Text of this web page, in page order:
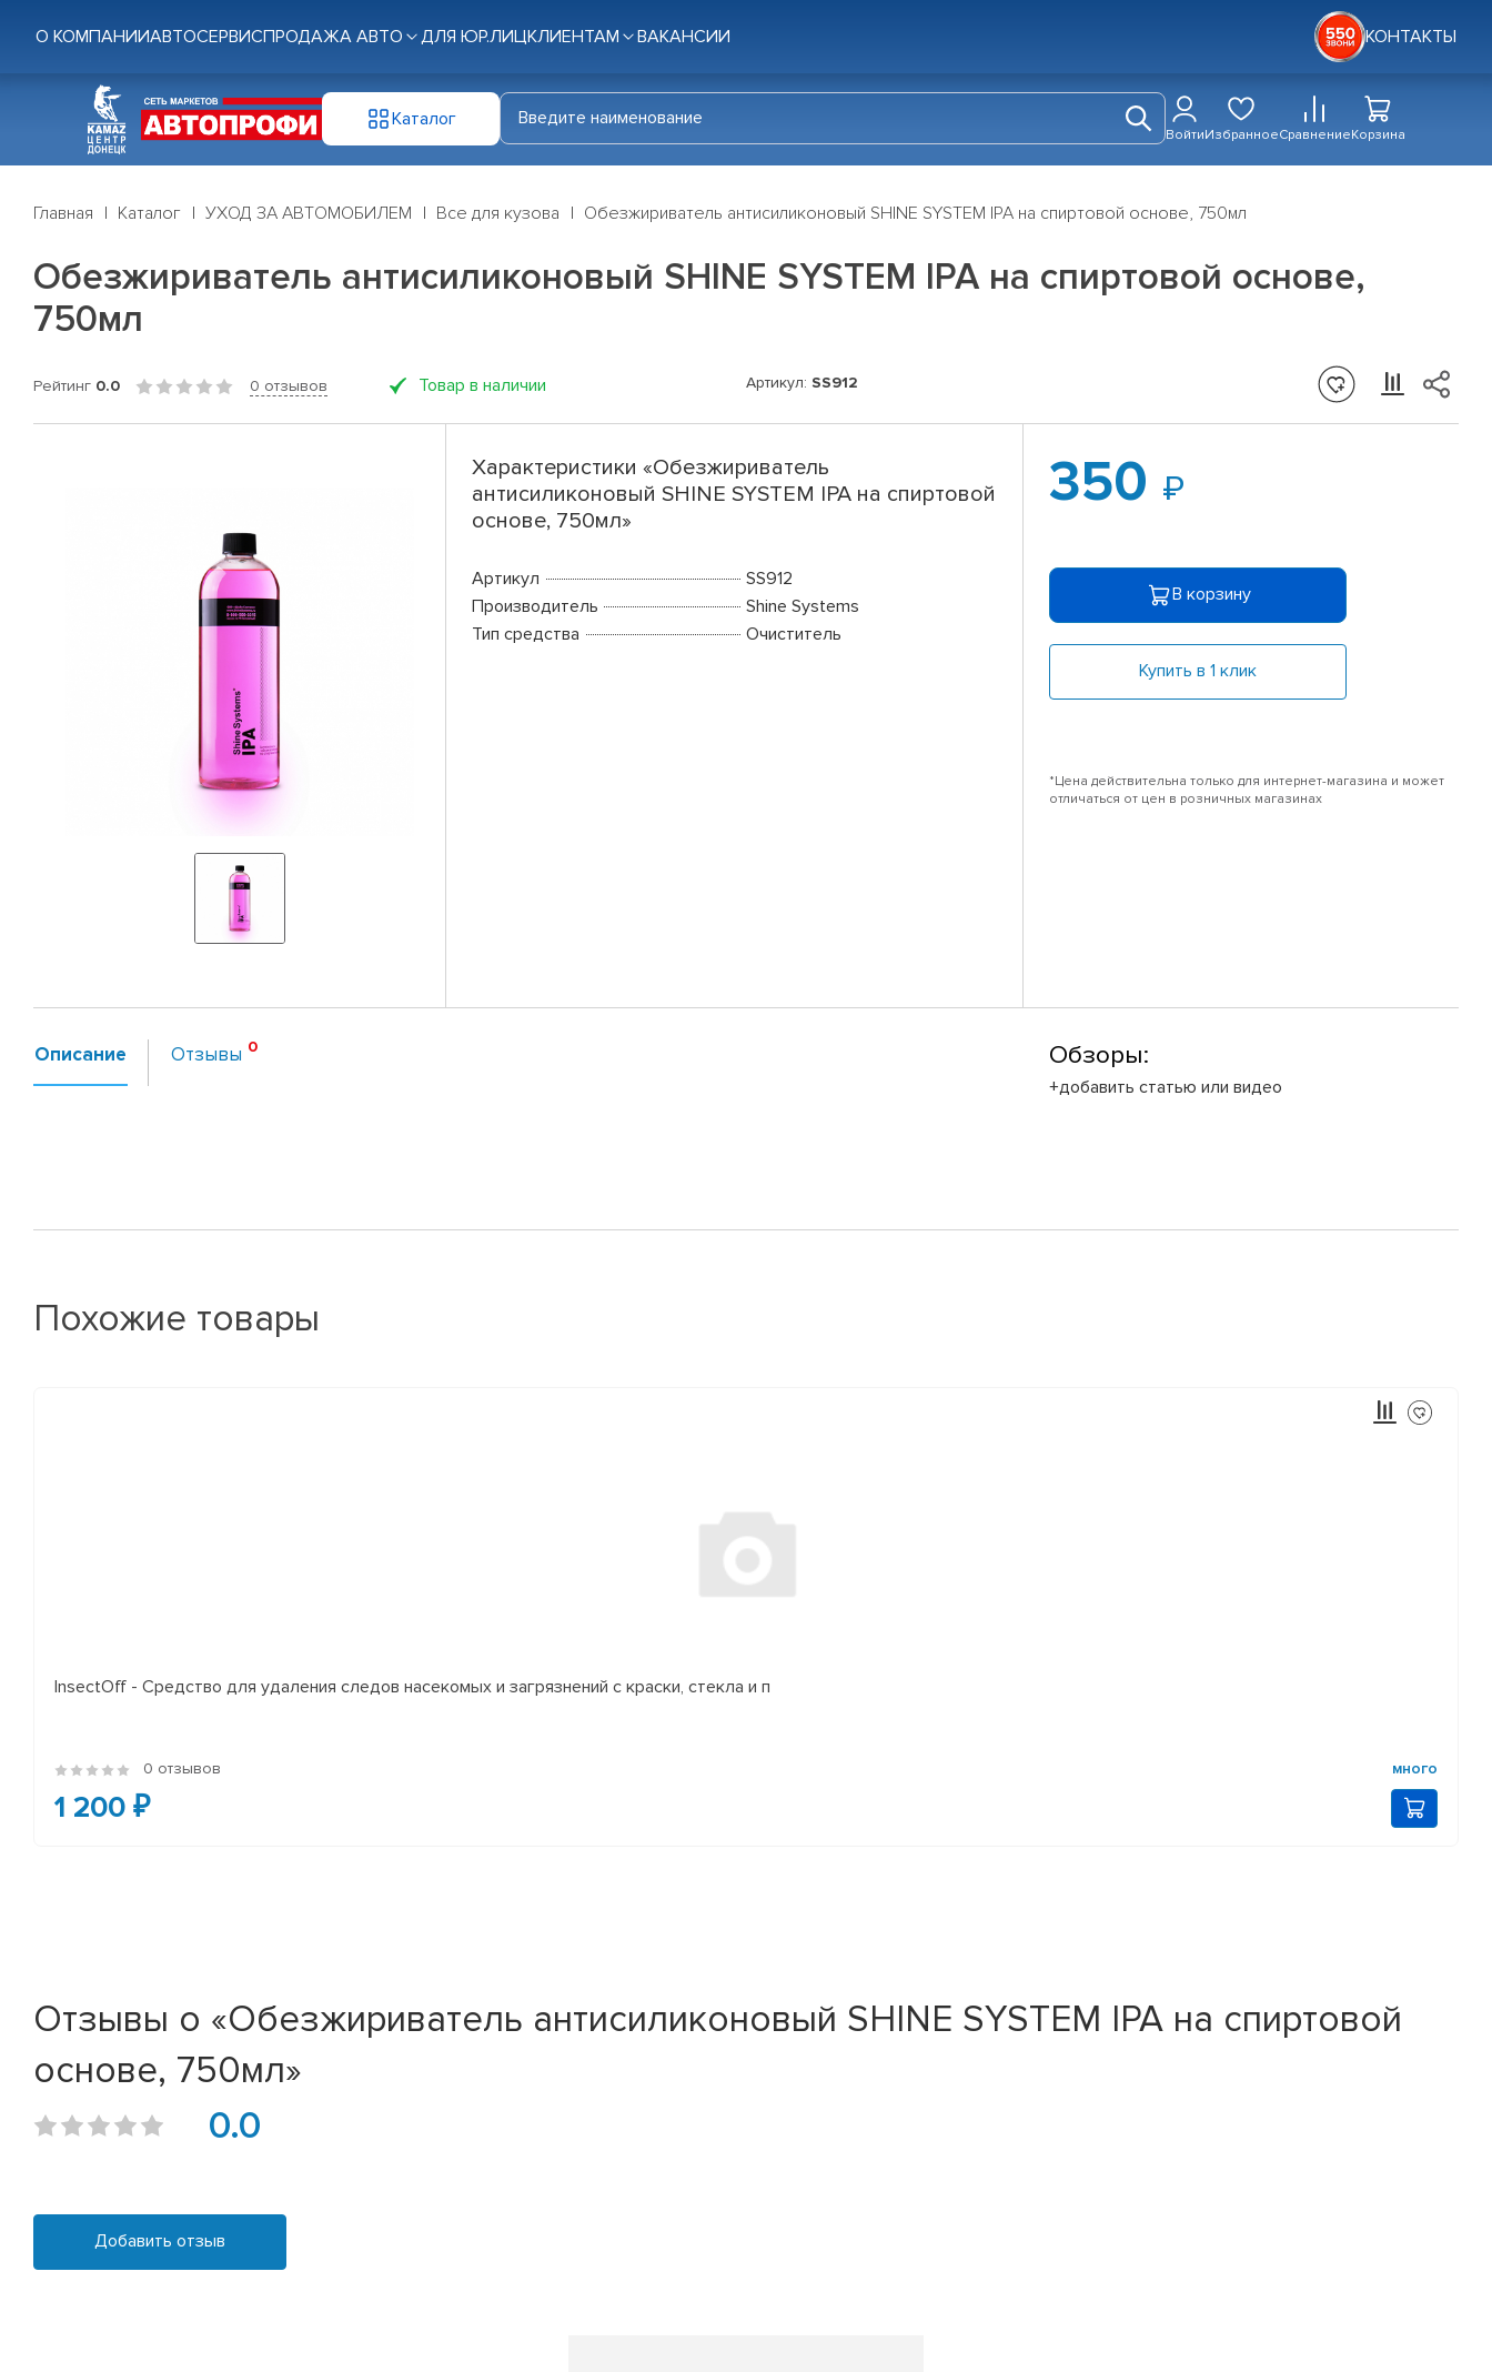
О КОМПАНИИАВТОСЕРВИСПРОДАЖА АВТО ДЛЯ ЮР.ЛИЦКЛИЕНТАМ ВАКАНСИИ КОНТАКТЫ
Каталог
ВойтиИзбранноеСравнениеКорзина
Главная Каталог УХОД ЗА АВТОМОБИЛЕМ Все для кузова Обезжириватель антисиликоновый SHINE SYSTEM IPA на спиртовой основе, 750мл
Обезжириватель антисиликоновый SHINE SYSTEM IPA на спиртовой основе,
750мл
Рейтинг 0.0 0 отзывов Товар в наличии Артикул: SS912
Характеристики «Обезжириватель
антисиликоновый SHINE SYSTEM IPA на спиртовой
основе, 750мл»
Артикул
SS912
Производитель
Shine Systems
Тип средства
Очиститель
350
В корзину
Купить в 1 клик
*Цена действительна только для интернет-магазина и может
отличаться от цен в розничных магазинах
Описание Отзывы Обзоры:
+добавить статью или видео
Похожие товары
InsectOff - Средство для удаления следов насекомых и загрязнений с краски, стекла и п
0 отзывов много
1 200 ₽
Отзывы о «Обезжириватель антисиликоновый SHINE SYSTEM IPA на спиртовой
основе, 750мл»
0.0
Добавить отзыв